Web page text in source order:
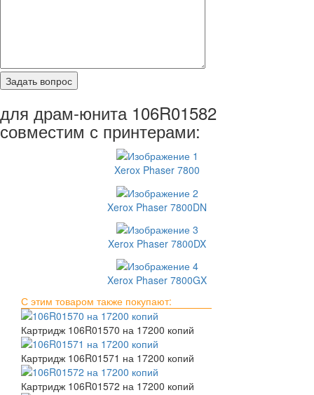
для драм-юнита 106R01582
совместим с принтерами:
Xerox Phaser 7800
Xerox Phaser 7800DN
Xerox Phaser 7800DX
Xerox Phaser 7800GX
С этим товаром также покупают:
Картридж 106R01570 на 17200 копий
Картридж 106R01571 на 17200 копий
Картридж 106R01572 на 17200 копий